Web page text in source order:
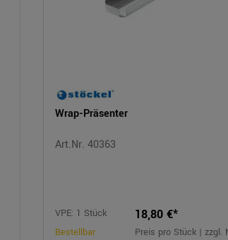
Wrap-Präsenter
Art.Nr. 40363
VPE: 1 Stück
Bestellbar
18,80 €*
Preis pro Stück | zzgl.